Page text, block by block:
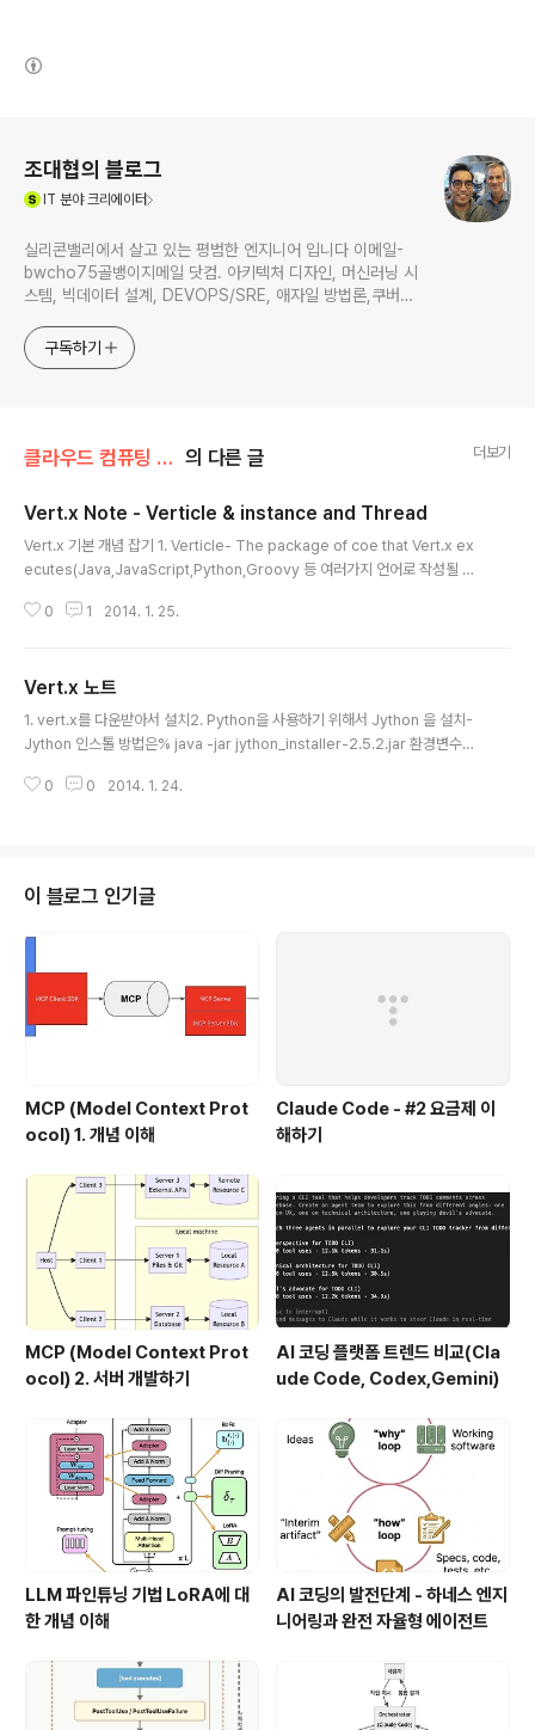
조대협의 블로그
IT 분야 크리에이터
실리콘밸리에서 살고 있는 평범한 엔지니어 입니다 이메일-
bwcho75골뱅이지메일 닷컴. 아키텍처 디자인, 머신러닝 시
스템, 빅데이터 설계, DEVOPS/SRE, 애자일 방법론,쿠버네
한 기술 멘토링과 강의 진행합니다. Linkedin :
https://www.linkedin.com/in/terrycho75/
구독하기
클라우드 컴퓨팅 & NoSQL/Vert.x & Node.js 의 다른 글 더보기
Vert.x Note - Verticle & instance and Thread
Vert.x 기본 개념 잡기 1. Verticle- The package of coe that Vert.x ex
ecutes(Java,JavaScript,Python,Groovy 등 여러가지 언어로 작성될 수
동하는 Verticle은 Worker Verticle을 사용함. 2. Module- Set of Verticl
stance- Verticle은 instance 내에서 동작하는데, 하나의 instance 내에서
는 여..
0 1 2014. 1. 25.
Vert.x 노트
1. vert.x를 다운받아서 설치2. Python을 사용하기 위해서 Jython 을 설치-
Jython 인스톨 방법은% java -jar jython_installer-2.5.2.jar 환경변수에
한 Python 테스트 ※ Company Proxy로 인하여, Vertx 모듈이 설치가 되지
파일을 그 디렉토리에 넣어야 한다.이때 주의할점은 vertx는 repository의 ..
0 0 2014. 1. 24.
이 블로그 인기글
MCP (Model Context Prot
ocol) 1. 개념 이해
Claude Code - #2 요금제 이
해하기
MCP (Model Context Prot
ocol) 2. 서버 개발하기
AI 코딩 플랫폼 트렌드 비교(Cla
ude Code, Codex,Gemini)
LLM 파인튜닝 기법 LoRA에 대
한 개념 이해
AI 코딩의 발전단계 - 하네스 엔지
니어링과 완전 자율형 에이전트